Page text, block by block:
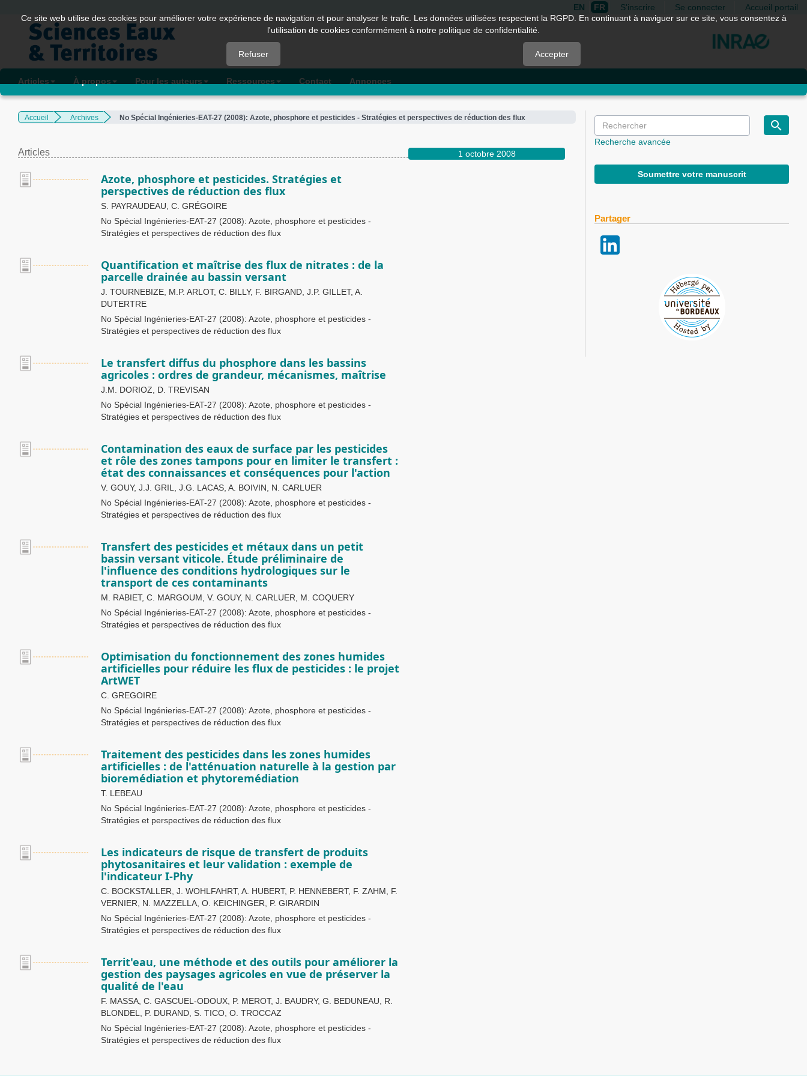
Quick
jump
page
content
Navigation
Main
Sidebar
EN FR S'inscrire Se connecter Accueil portail
Articles À propos Pour les auteurs Ressources Contact Annonces
Accueil Archives No Spécial Ingénieries-EAT-27 (2008): Azote, phosphore et pesticides - Stratégies et perspectives de réduction des flux
1 octobre 2008
Articles
Azote, phosphore et pesticides. Stratégies et
perspectives de réduction des flux
S. PAYRAUDEAU, C. GRÉGOIRE
No Spécial Ingénieries-EAT-27 (2008): Azote, phosphore et pesticides -
Stratégies et perspectives de réduction des flux
Quantification et maîtrise des flux de nitrates : de la
parcelle drainée au bassin versant
J. TOURNEBIZE, M.P. ARLOT, C. BILLY, F. BIRGAND, J.P. GILLET, A.
DUTERTRE
No Spécial Ingénieries-EAT-27 (2008): Azote, phosphore et pesticides -
Stratégies et perspectives de réduction des flux
Le transfert diffus du phosphore dans les bassins
agricoles : ordres de grandeur, mécanismes, maîtrise
J.M. DORIOZ, D. TREVISAN
No Spécial Ingénieries-EAT-27 (2008): Azote, phosphore et pesticides -
Stratégies et perspectives de réduction des flux
Contamination des eaux de surface par les pesticides
et rôle des zones tampons pour en limiter le transfert :
état des connaissances et conséquences pour l'action
V. GOUY, J.J. GRIL, J.G. LACAS, A. BOIVIN, N. CARLUER
No Spécial Ingénieries-EAT-27 (2008): Azote, phosphore et pesticides -
Stratégies et perspectives de réduction des flux
Transfert des pesticides et métaux dans un petit
bassin versant viticole. Étude préliminaire de
l'influence des conditions hydrologiques sur le
transport de ces contaminants
M. RABIET, C. MARGOUM, V. GOUY, N. CARLUER, M. COQUERY
No Spécial Ingénieries-EAT-27 (2008): Azote, phosphore et pesticides -
Stratégies et perspectives de réduction des flux
Optimisation du fonctionnement des zones humides
artificielles pour réduire les flux de pesticides : le projet
ArtWET
C. GREGOIRE
No Spécial Ingénieries-EAT-27 (2008): Azote, phosphore et pesticides -
Stratégies et perspectives de réduction des flux
Traitement des pesticides dans les zones humides
artificielles : de l'atténuation naturelle à la gestion par
bioremédiation et phytoremédiation
T. LEBEAU
No Spécial Ingénieries-EAT-27 (2008): Azote, phosphore et pesticides -
Stratégies et perspectives de réduction des flux
Les indicateurs de risque de transfert de produits
phytosanitaires et leur validation : exemple de
l'indicateur I-Phy
C. BOCKSTALLER, J. WOHLFAHRT, A. HUBERT, P. HENNEBERT, F. ZAHM, F.
VERNIER, N. MAZZELLA, O. KEICHINGER, P. GIRARDIN
No Spécial Ingénieries-EAT-27 (2008): Azote, phosphore et pesticides -
Stratégies et perspectives de réduction des flux
Territ'eau, une méthode et des outils pour améliorer la
gestion des paysages agricoles en vue de préserver la
qualité de l'eau
F. MASSA, C. GASCUEL-ODOUX, P. MEROT, J. BAUDRY, G. BEDUNEAU, R.
BLONDEL, P. DURAND, S. TICO, O. TROCCAZ
No Spécial Ingénieries-EAT-27 (2008): Azote, phosphore et pesticides -
Stratégies et perspectives de réduction des flux
Recherche avancée
Soumettre votre manuscrit
Partager
Ce site web utilise des cookies pour améliorer votre expérience de navigation et pour analyser le trafic. Les données utilisées respectent la RGPD. En continuant à naviguer sur ce site, vous consentez à
l'utilisation de cookies conformément à notre politique de confidentialité.
Refuser Accepter